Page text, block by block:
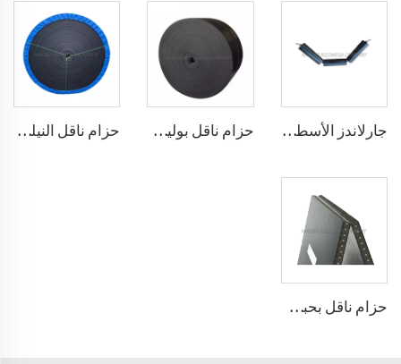
جارلاندز الأسطواني حزام ناقل بوليستر حزام ناقل النيلون
حزام ناقل بحبل فولاذي